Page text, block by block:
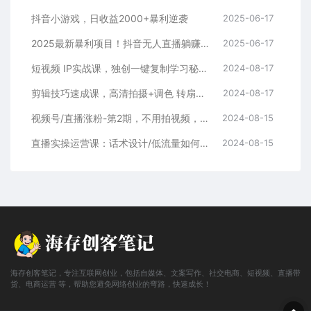
抖音小游戏，日收益2000+暴利逆袭 2025-06-17
2025最新暴利项目！抖音无人直播躺赚攻略！抖音无人直播3.0玩法！0门槛… 2025-06-17
短视频 IP实战课，独创一键复制学习秘籍，转战新领域，月赚五万轻松行 2024-08-17
剪辑技巧速成课，高清拍摄+调色 转扇子，建筑-抠图精通，新手秒变剪辑专家 2024-08-17
视频号/直播涨粉-第2期，不用拍视频，不用卖货，在直播间做菜，就可以搞钱 2024-08-15
直播实操运营课：话术设计/低流量如何提升/话术框架/全场燃爆/非常干货 2024-08-15
海存创客笔记，专注互联网创业，包括自媒体、文案写作、社交电商、短视频、直播带
货、电商运营 等，帮助您避免网络创业的弯路，快速成长！